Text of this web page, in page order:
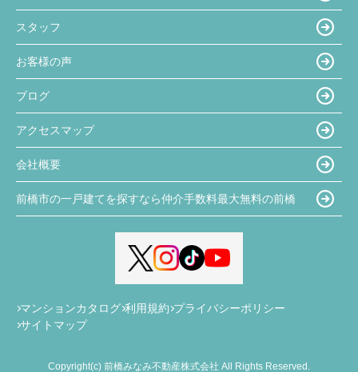
スタッフ
お客様の声
ブログ
アクセスマップ
会社概要
前橋市の一戸建てを探すなら仲介手数料最大無料の前橋
マンションカタログ 利用規約 プライバシーポリシー
サイトマップ
Copyright(c) 前橋みなみ不動産株式会社 All Rights Reserved.